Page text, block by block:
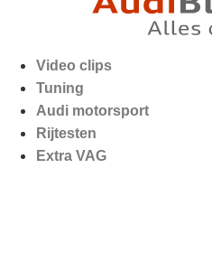
Video clips
Tuning
Audi motorsport
Rijtesten
Extra VAG